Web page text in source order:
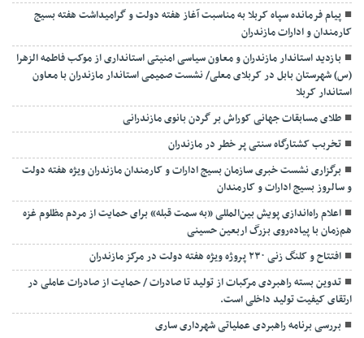
پیام فرمانده سپاه کربلا به مناسبت آغاز هفته دولت و گرامیداشت هفته بسیج
کارمندان و ادارات مازندران
بازدید استاندار مازندران و معاون سیاسی امنیتی استانداری از موکب فاطمه الزهرا
(س) شهرستان بابل در کربلای معلی/ نشست صمیمی استاندار مازندران با معاون
استاندار کربلا
طلای مسابقات جهانی کوراش بر گردن بانوی مازندرانی
تخربب کشتارگاه سنتی پر خطر در مازندران
برگزاری نشست خبری سازمان بسیج ادارات و کارمندان مازندران ویژه هفته دولت
و سالروز بسیج ادارات و کارمندان
اعلام راه‌اندازی پویش بین‌المللی «به سمت قبله» برای حمایت از مردم مظلوم غزه
هم‌زمان با پیاده‌روی بزرگ اربعین حسینی
افتتاح و کلنگ زنی ۲۳۰ پروژه ویژه هفته دولت در مرکز مازندران
تدوین بسته راهبردی مرکبات از تولید تا صادرات / حمایت از صادرات عاملی در
ارتقای کیفیت تولید داخلی است.
بررسی برنامه راهبردی عملیاتی شهرداری ساری